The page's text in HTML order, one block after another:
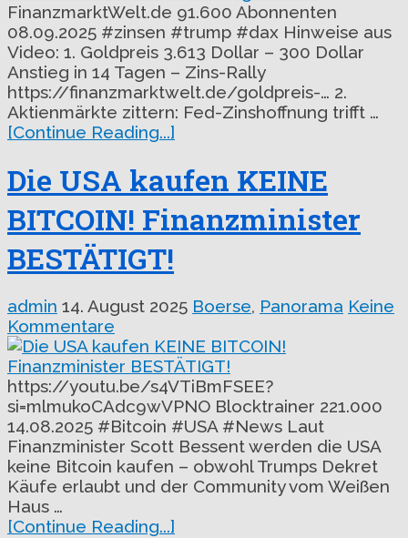
FinanzmarktWelt.de 91.600 Abonnenten
08.09.2025 #zinsen #trump #dax Hinweise aus
Video: 1. Goldpreis 3.613 Dollar – 300 Dollar
Anstieg in 14 Tagen – Zins-Rally
https://finanzmarktwelt.de/goldpreis-… 2.
Aktienmärkte zittern: Fed-Zinshoffnung trifft …
[Continue Reading...]
Die USA kaufen KEINE
BITCOIN! Finanzminister
BESTÄTIGT!
admin 14. August 2025 Boerse, Panorama Keine
Kommentare
https://youtu.be/s4VTiBmFSEE?
si=mlmukoCAdc9wVPNO Blocktrainer 221.000
14.08.2025 #Bitcoin #USA #News Laut
Finanzminister Scott Bessent werden die USA
keine Bitcoin kaufen – obwohl Trumps Dekret
Käufe erlaubt und der Community vom Weißen
Haus …
[Continue Reading...]